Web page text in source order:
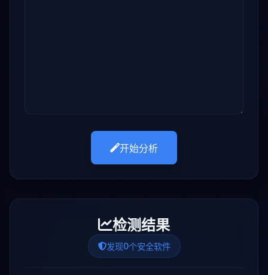
开始分析
检测结果
发现0个安全软件